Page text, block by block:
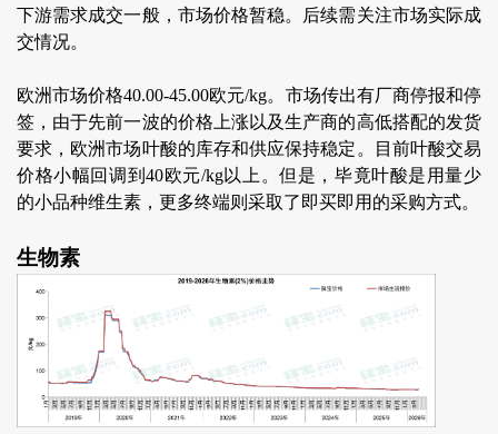
下游需求成交一般，市场价格暂稳。后续需关注市场实际成
交情况。
欧洲市场价格40.00-45.00欧元/kg。市场传出有厂商停报和停
签，由于先前一波的价格上涨以及生产商的高低搭配的发货
要求，欧洲市场叶酸的库存和供应保持稳定。目前叶酸交易
价格小幅回调到40欧元/kg以上。但是，毕竟叶酸是用量少
的小品种维生素，更多终端则采取了即买即用的采购方式。
生物素